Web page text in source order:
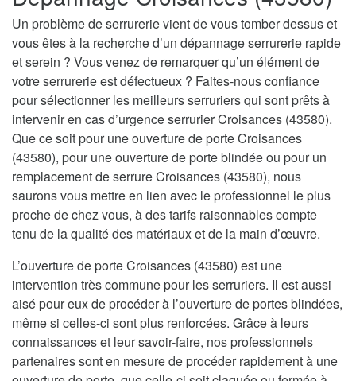
Un problème de serrurerie vient de vous tomber dessus et
vous êtes à la recherche d’un dépannage serrurerie rapide
et serein ? Vous venez de remarquer qu’un élément de
votre serrurerie est défectueux ? Faites-nous confiance
pour sélectionner les meilleurs serruriers qui sont prêts à
intervenir en cas d’urgence serrurier Croisances (43580).
Que ce soit pour une ouverture de porte Croisances
(43580), pour une ouverture de porte blindée ou pour un
remplacement de serrure Croisances (43580), nous
saurons vous mettre en lien avec le professionnel le plus
proche de chez vous, à des tarifs raisonnables compte
tenu de la qualité des matériaux et de la main d’œuvre.
L’ouverture de porte Croisances (43580) est une
intervention très commune pour les serruriers. Il est aussi
aisé pour eux de procéder à l’ouverture de portes blindées,
même si celles-ci sont plus renforcées. Grâce à leurs
connaissances et leur savoir-faire, nos professionnels
partenaires sont en mesure de procéder rapidement à une